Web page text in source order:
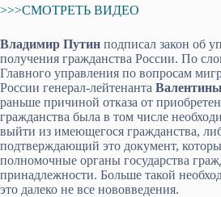
>>>СМОТРЕТЬ ВИДЕО
Владимир Путин подписал закон об
получения гражданства России. По
Главного управления по вопросам
России генерал-лейтенанта
раньше причиной отказа от
гражданства была в том числе
выйти из имеющегося гражданства,
подтверждающий это документ,
полномочные органы государства
принадлежности. Больше такой
это далеко не все нововведения.